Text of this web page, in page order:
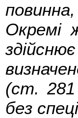
Окремі
(ст. 281
без